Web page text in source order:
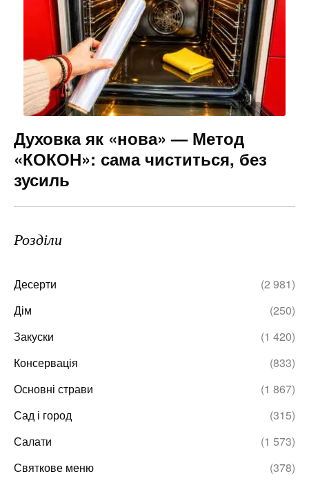
Духовка як «нова» — Метод
«КОКОН»: сама чиститься, без
зусиль
Розділи
Десерти
(2 981)
Дім
(250)
Закуски
(1 420)
Консервація
(833)
Основні страви
(1 867)
Сад і город
(315)
Салати
(1 573)
Святкове меню
(378)